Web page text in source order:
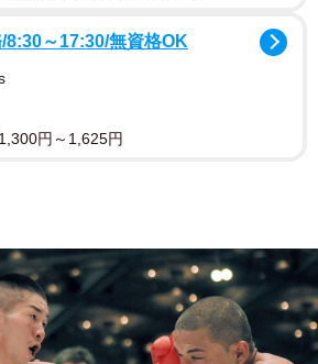
8:30～17:30/無資格OK
円～1,625円